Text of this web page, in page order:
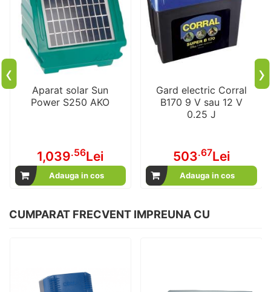
Aparat solar Sun
Power S250 AKO
1,039.56Lei
Adauga in cos
Gard electric Corral
B170 9 V sau 12 V
0.25 J
503.67Lei
Adauga in cos
‹ ›
CUMPARAT FRECVENT IMPREUNA CU